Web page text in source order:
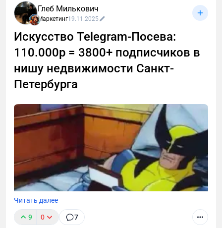
Глеб Милькович
Маркетинг19.11.2025
Искусство Telegram-Посева:
110.000р = 3800+ подписчиков в
нишу недвижимости Санкт-
Петербурга
Читать далее
9 0 7